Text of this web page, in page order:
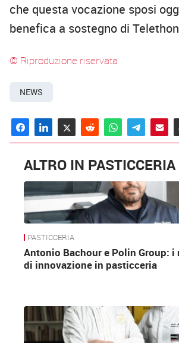
che questa vocazione sposi
benefica a sostegno di
© Riproduzione riservata
NEWS
ALTRO IN PASTICCERIA
PASTICCERIA
Antonio Bachour e Polin Group:
di innovazione in pasticceria